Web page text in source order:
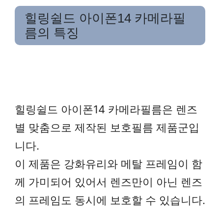
힐링쉴드 아이폰14 카메라필
름의 특징
힐링쉴드 아이폰14 카메라필름은 렌즈
별 맞춤으로 제작된 보호필름 제품군입
니다.
이 제품은 강화유리와 메탈 프레임이 함
께 가미되어 있어서 렌즈만이 아닌 렌즈
의 프레임도 동시에 보호할 수 있습니다.